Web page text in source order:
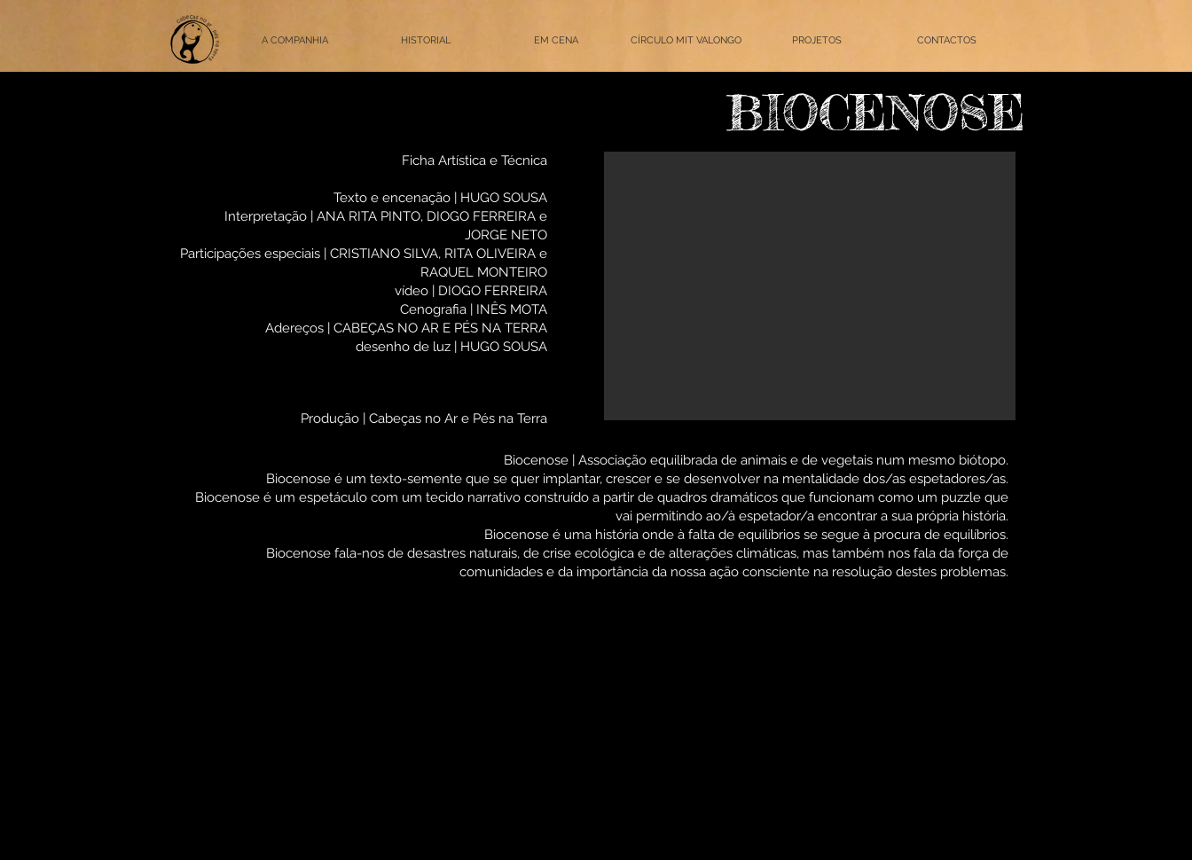
A COMPANHIA HISTORIAL EM CENA CÍRCULO MIT VALONGO PROJETOS CONTACTOS
BIOCENOSE
Ficha Artística e Técnica
Texto e encenação | HUGO SOUSA
Interpretação | ANA RITA PINTO, DIOGO FERREIRA e
JORGE NETO
Participações especiais | CRISTIANO SILVA, RITA OLIVEIRA e
RAQUEL MONTEIRO
​vídeo | DIOGO FERREIRA
Cenografia | INÊS MOTA
Adereços | CABEÇAS NO AR E PÉS NA TERRA
desenho de luz | HUGO SOUSA
Produção | Cabeças no Ar e Pés na Terra
Biocenose | Associação equilibrada de animais e de vegetais num mesmo biótopo.
Biocenose é um texto-semente que se quer implantar, crescer e se desenvolver na mentalidade dos/as espetadores/as.
Biocenose é um espetáculo com um tecido narrativo construído a partir de quadros dramáticos que funcionam como um puzzle que
vai permitindo ao/à espetador/a encontrar a sua própria história.
Biocenose é uma história onde à falta de equilíbrios se segue à procura de equilíbrios.
Biocenose fala-nos de desastres naturais, de crise ecológica e de alterações climáticas, mas também nos fala da força de
comunidades e da importância da nossa ação consciente na resolução destes problemas.